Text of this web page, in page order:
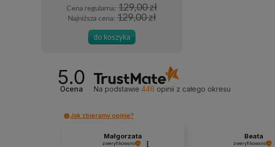
Cena regularna: 129,00 zł
Najniższa cena:129,00 zł
do koszyka
5.0
Ocena Na podstawie 446 opinii z całego okresu
Jak zbieramy opinie?
Małgorzata
zweryfikowano
Beata
zweryfikowano